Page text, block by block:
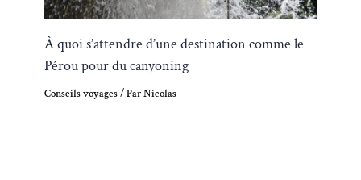
À quoi s’attendre d’une destination comme le
Pérou pour du canyoning
Conseils voyages/ ParNicolas